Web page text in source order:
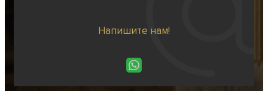
Напишите нам!